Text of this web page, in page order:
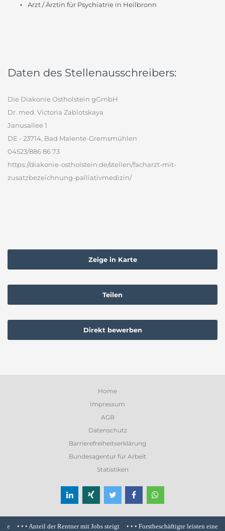
Arzt / Ärztin für Psychiatrie in Heilbronn
Daten des Stellenausschreibers:
Die Diakonie Ostholstein gGmbH
Dr. med. Victoria Zablotskaya
Janusallee 1
DE - 23714, Bad Malente-Gremsmühlen
04523/886 86 73
https://diakonie-ostholstein.de/stellen/facharzt-mit-
zusatzbezeichnung-palliativmedizin/
Zeige in Karte
Teilen
Direkt bewerben
Home
Impressum
AGB
Datenschutz
Barrierefreiheitserklärung
Bundesagentur für Arbeit
Statistiken
• • • Anteil der Rentner mit Jobs steigt • • • Forstbeschäftigte leisten einen